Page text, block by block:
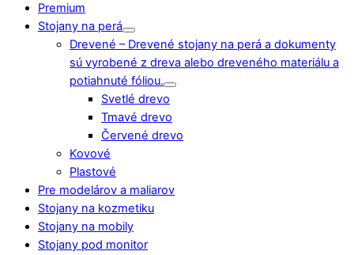
Premium
Stojany na perá
Drevené – Drevené stojany na perá a dokumenty
sú vyrobené z dreva alebo dreveného materiálu a
potiahnuté fóliou.
Svetlé drevo
Tmavé drevo
Červené drevo
Kovové
Plastové
Pre modelárov a maliarov
Stojany na kozmetiku
Stojany na mobily
Stojany pod monitor